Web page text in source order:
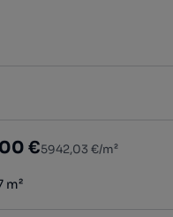
T3 com pátio, Alba, em
€5942,03 €/m²
quadrado
m²